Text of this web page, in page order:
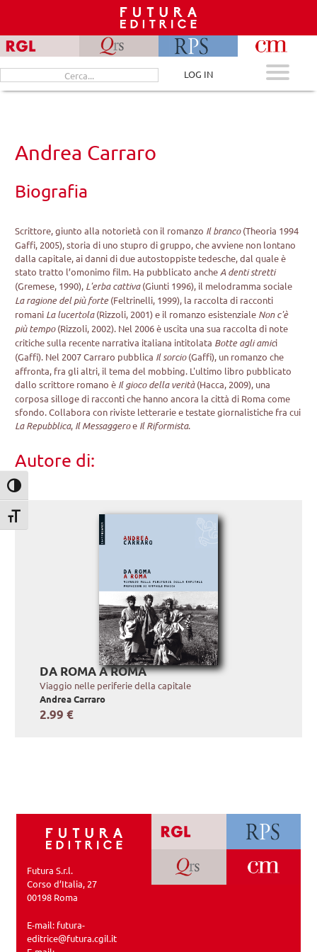
Attiva/disattiva alto contrasto
Attiva/disattiva dimensione testo
content
Cerca
per:
LOG IN
Andrea Carraro
Biografia
Scrittore, giunto alla notorietà con il romanzo Il branco(Theoria 1994
Gaffi, 2005), storia di uno stupro di gruppo, che avviene non lontano
dalla capitale, ai danni di due autostoppiste tedesche, dal quale è
stato tratto l’omonimo film. Ha pubblicato ancheA denti stretti
(Gremese, 1990), L'erba cattiva(Giunti 1996), il melodramma sociale
La ragione del più forte(Feltrinelli, 1999), la raccolta di racconti
romani La lucertola(Rizzoli, 2001) e il romanzo esistenziale Non c'è
più tempo(Rizzoli, 2002). Nel 2006 è uscita una sua raccolta di note
critiche sulla recente narrativa italiana intitolata Botte agli amici
(Gaffi). Nel 2007 Carraro pubblica Il sorcio(Gaffi), un romanzo che
affronta, fra gli altri, il tema del mobbing. L'ultimo libro pubblicato
dallo scrittore romano è Il gioco della verità(Hacca, 2009), una
corposa silloge di racconti che hanno ancora la città di Roma come
sfondo. Collabora con riviste letterarie e testate giornalistiche fra cui
La Repubblica, Il Messaggeroe Il Riformista.
Autore di:
DA ROMA A ROMA
Viaggio nelle periferie della capitale
Andrea Carraro
2.99 €
Futura S.r.l.
Corso d’Italia, 27
00198 Roma
E-mail: futura-
editrice@futura.cgil.it